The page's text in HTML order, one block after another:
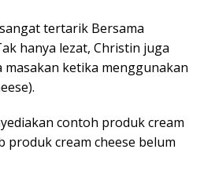
tertarik Bersama
hanya lezat, Christin juga
ketika menggunakan
contoh produk cream
produk cream cheese belum